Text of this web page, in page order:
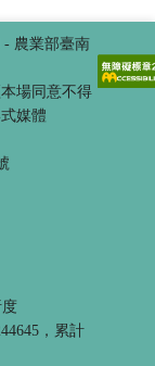
- 農業部臺南
場同意不得
媒體
，累計